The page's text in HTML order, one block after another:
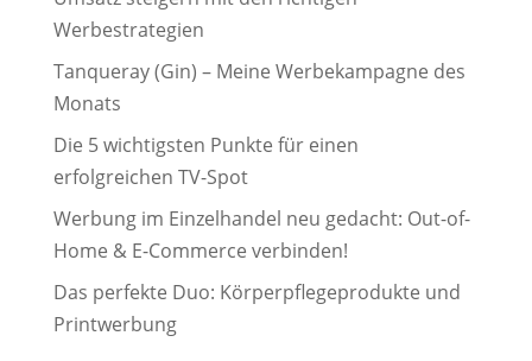
Werbestrategien
Tanqueray (Gin) – Meine Werbekampagne des
Monats
Die 5 wichtigsten Punkte für einen
erfolgreichen TV-Spot
Werbung im Einzelhandel neu gedacht: Out-of-
Home & E-Commerce verbinden!
Das perfekte Duo: Körperpflegeprodukte und
Printwerbung